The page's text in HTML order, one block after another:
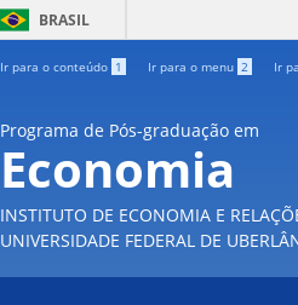
BRASIL
Ir para o conteúdo 1 Ir para o menu 2 Ir
Programa de Pós-graduação em
Economia
INSTITUTO DE ECONOMIA E
UNIVERSIDADE FEDERAL DE